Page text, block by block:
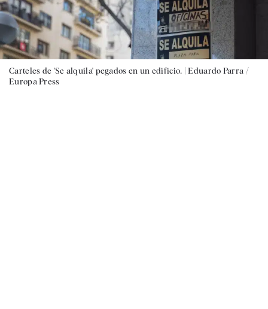
Carteles de 'Se alquila' pegados en un edificio. |Eduardo Parra /
Europa Press